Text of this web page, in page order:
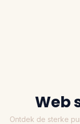
Web
Ontdek de sterke